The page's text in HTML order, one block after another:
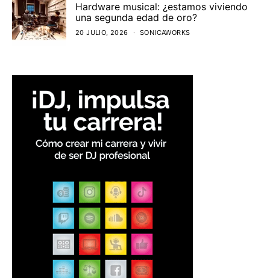
Hardware musical: ¿estamos viviendo
una segunda edad de oro?
20 JULIO, 2026 SONICAWORKS